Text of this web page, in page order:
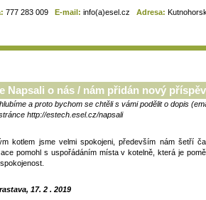
777 283 009 E-mail: info(a)esel.cz Adresa:
Napsali o nás / nám přidán nový
a proto bychom se chtěli s vámi podělit o dopis
http://estech.esel.cz/napsali
kotlem jsme velmi spokojeni, především nám šetří
pomohl s uspořádáním místa v kotelně, která je
17. 2 . 2019